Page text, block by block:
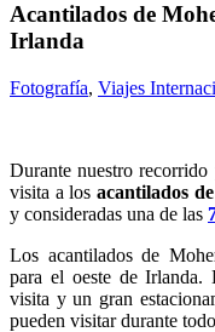
Acantilados de
Irlanda
Fotografía, Viajes
Durante nuestro
visita a losacantilados
y consideradas una de las
Los acantilados de
para el oeste de Irlanda.
visita y un gran
pueden visitar durante